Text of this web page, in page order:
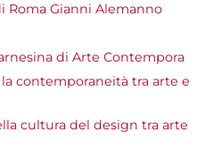
Roma Gianni Alemanno
di Arte Contempora
contemporaneità tra arte e
cultura del design tra arte